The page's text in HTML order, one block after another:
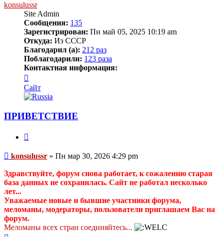
konsulussr
Site Admin
Сообщения: 135
Зарегистрирован: Пн май 05, 2025 10:19 am
Откуда: Из СССР
Благодарил (а): 212 раз
Поблагодарили: 123 раза
Контактная информация:
информация
пользователя
konsulussr
Сайт
ПРИВЕТСТВИЕ
Сообщение
konsulussr » Пн мар 30, 2026 4:29 pm
Здравствуйте, форум снова работает, к сожалению старая
база данных не сохранилась. Сайт не работал несколько
лет...
Уважаемые новые и бывшие участники форума,
меломаны, модераторы, пользователи приглашаем Вас на
форум.
Меломаны всех стран соединяйтесь...